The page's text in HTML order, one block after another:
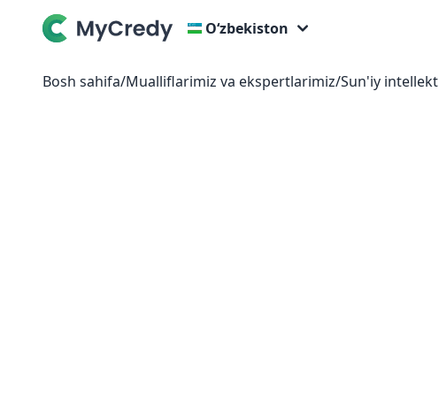
Oʻzbekiston
Bosh sahifa/Mualliflarimiz va ekspertlarimiz/Sun'iy intellekt